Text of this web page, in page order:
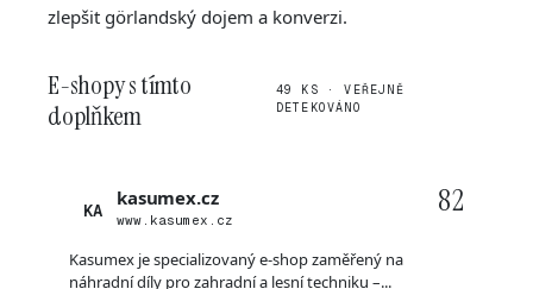
zlepšit görlandský dojem a konverzi.
E-shopy s tímto
doplňkem
49 KS · VEŘEJNĚ
DETEKOVÁNO
KA
kasumex.cz
www.kasumex.cz
82
Kasumex je specializovaný e-shop zaměřený na
náhradní díly pro zahradní a lesní techniku –...